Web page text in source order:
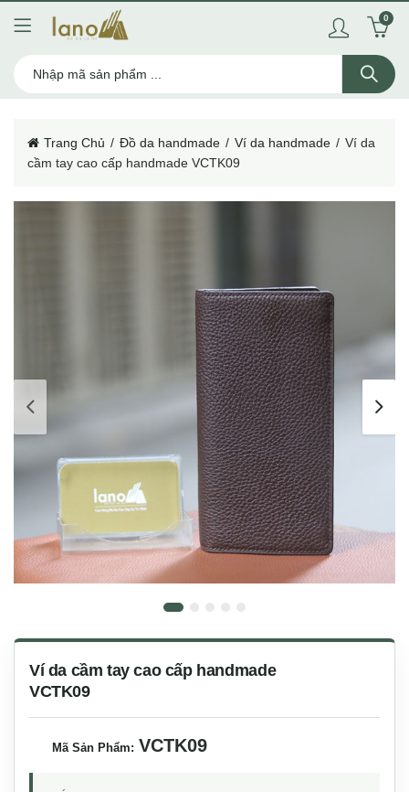
0
Trang Chủ Đồ da handmade Ví da handmade
Ví da
cầm tay cao cấp handmade VCTK09
Ví da cầm tay cao cấp handmade
VCTK09
Mã Sản Phẩm: VCTK09